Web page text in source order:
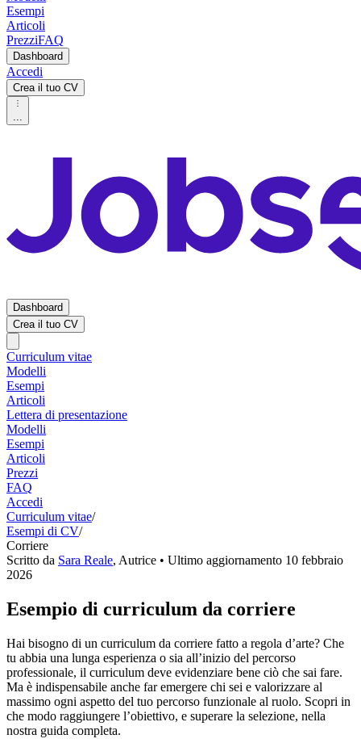
Esempi
Articoli
PrezziFAQ
Dashboard
Accedi
Crea il tuo CV
...
Dashboard
Crea il tuo CV
Curriculum vitae
Modelli
Esempi
Articoli
Lettera di presentazione
Modelli
Esempi
Articoli
Prezzi
FAQ
Accedi
Curriculum vitae/
Esempi di CV/
Corriere
Scritto da Sara Reale, Autrice • Ultimo aggiornamento 10 febbraio
2026
Esempio di curriculum da corriere
Hai bisogno di un curriculum da corriere fatto a regola d’arte? Che
tu abbia una lunga esperienza o sia all’inizio del percorso
professionale, il curriculum deve evidenziare bene ciò che sai fare.
Ma è indispensabile anche far emergere chi sei e valorizzare al
massimo ogni aspetto del tuo percorso funzionale al ruolo. Scopri in
che modo raggiungere l’obiettivo, e superare la selezione, nella
nostra guida completa.